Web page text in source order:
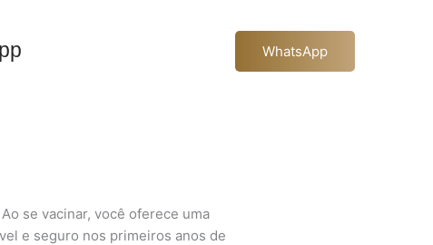
WhatsApp
se vacinar, você oferece uma
e seguro nos primeiros anos de